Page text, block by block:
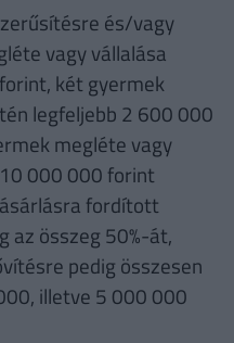
és/vagy
vagy vállalása
két gyermek
legfeljebb 2 600 000
megléte vagy
000 000 forint
fordított
az összeg 50%-át,
pedig összesen
illetve 5 000 000